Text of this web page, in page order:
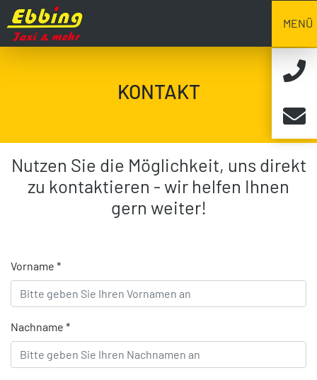
MENÜ
KONTAKT
Nutzen Sie die Möglichkeit, uns direkt
zu kontaktieren - wir helfen Ihnen
gern weiter!
Vorname *
Nachname *